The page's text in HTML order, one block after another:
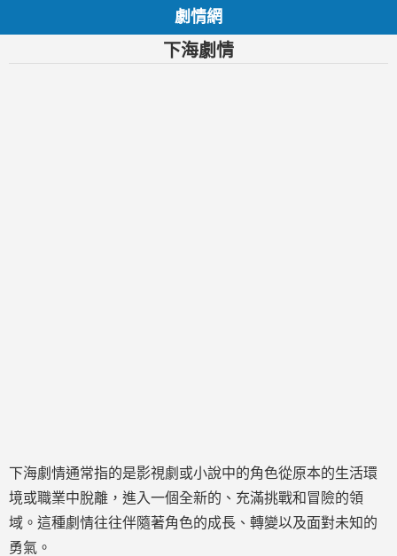
劇情網
下海劇情
下海劇情通常指的是影視劇或小說中的角色從原本的生活環
境或職業中脫離，進入一個全新的、充滿挑戰和冒險的領
域。這種劇情往往伴隨著角色的成長、轉變以及面對未知的
勇氣。